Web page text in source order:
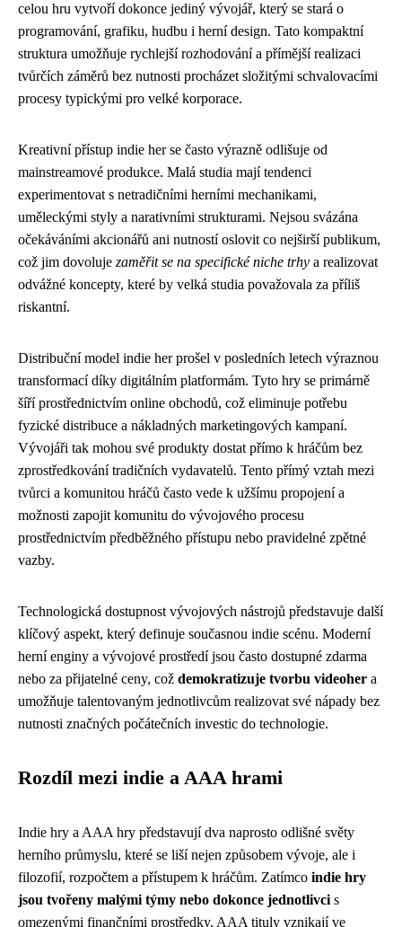
celou hru vytvoří dokonce jediný vývojář, který se stará o
programování, grafiku, hudbu i herní design. Tato kompaktní
struktura umožňuje rychlejší rozhodování a přímější realizaci
tvůrčích záměrů bez nutnosti procházet složitými schvalovacími
procesy typickými pro velké korporace.
Kreativní přístup indie her se často výrazně odlišuje od
mainstreamové produkce. Malá studia mají tendenci
experimentovat s netradičními herními mechanikami,
uměleckými styly a narativními strukturami. Nejsou svázána
očekáváními akcionářů ani nutností oslovit co nejširší publikum,
což jim dovoluje zaměřit se na specifické niche trhy a realizovat
odvážné koncepty, které by velká studia považovala za příliš
riskantní.
Distribuční model indie her prošel v posledních letech výraznou
transformací díky digitálním platformám. Tyto hry se primárně
šíří prostřednictvím online obchodů, což eliminuje potřebu
fyzické distribuce a nákladných marketingových kampaní.
Vývojáři tak mohou své produkty dostat přímo k hráčům bez
zprostředkování tradičních vydavatelů. Tento přímý vztah mezi
tvůrci a komunitou hráčů často vede k užšímu propojení a
možnosti zapojit komunitu do vývojového procesu
prostřednictvím předběžného přístupu nebo pravidelné zpětné
vazby.
Technologická dostupnost vývojových nástrojů představuje další
klíčový aspekt, který definuje současnou indie scénu. Moderní
herní enginy a vývojové prostředí jsou často dostupné zdarma
nebo za přijatelné ceny, což demokratizuje tvorbu videoher a
umožňuje talentovaným jednotlivcům realizovat své nápady bez
nutnosti značných počátečních investic do technologie.
Rozdíl mezi indie a AAA hrami
Indie hry a AAA hry představují dva naprosto odlišné světy
herního průmyslu, které se liší nejen způsobem vývoje, ale i
filozofií, rozpočtem a přístupem k hráčům. Zatímco indie hry
jsou tvořeny malými týmy nebo dokonce jednotlivci s
omezenými finančními prostředky, AAA tituly vznikají ve